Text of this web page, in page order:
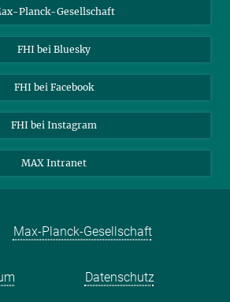
Video auf YouTube. Mit Klick auf das Bild
weitergeleitet.
- Löse mit uns die Rätsel der
Planck-Gesellschaft
FHI bei Bluesky
FHI bei Facebook
FHI bei Instagram
MAX Intranet
Max-Planck-Gesellschaft
Datenschutz